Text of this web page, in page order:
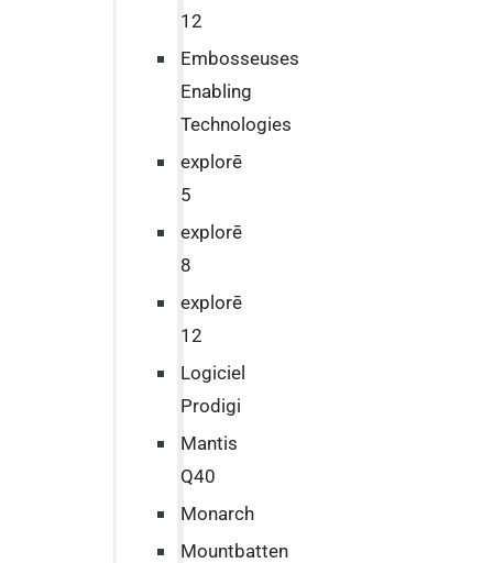
12
Embosseuses
Enabling
Technologies
explorē
5
explorē
8
explorē
12
Logiciel
Prodigi
Mantis
Q40
Monarch
Mountbatten